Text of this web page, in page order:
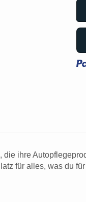
ihre
für alles, was du